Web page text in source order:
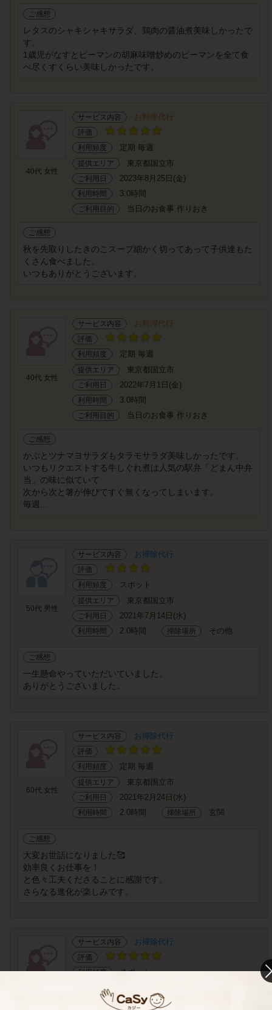
ご感想
レタスのシャキシャキサラダ、鶏肉の醤油煮美味しかったで
す。
1歳児がなすとピーマンの胡麻味噌炒めのピーマンを全て食
べ尽くすくらい美味しかったです。
40代 女性
サービス内容 お料理代行
評価
利用頻度
定期 毎週
提供エリア 東京都国立市
ご利用日 2023年8月25日(金)
利用時間 3.0時間
ご利用目的 当日のお食事 作りおき
ご感想
秋を先取りしたきのこスープ細かく切ってあって子供達もた
くさん食べました。
いつもありがとうございます。
40代 女性
サービス内容 お料理代行
評価
利用頻度
定期 毎週
提供エリア 東京都国立市
ご利用日 2022年7月1日(金)
利用時間 3.0時間
ご利用目的 当日のお食事 作りおき
ご感想
かぶとツナマヨサラダもタラモサラダ美味しかったです。
いつもリクエストする牛しぐれ煮は人気の駅弁「どまん中弁
当」の味に似ていて
次から次と箸が伸びてすぐ無くなってしまいます。
毎週...
50代 男性
サービス内容 お掃除代行
評価
利用頻度
スポット
提供エリア 東京都国立市
ご利用日 2021年7月14日(水)
利用時間 2.0時間 掃除場所 その他
ご感想
一生懸命やっていただいていました。
ありがとうございました。
60代 女性
サービス内容 お掃除代行
評価
利用頻度
定期 毎週
提供エリア 東京都国立市
ご利用日 2021年2月24日(水)
利用時間 2.0時間 掃除場所 玄関
ご感想
大変お世話になりました🥰
効率良くお仕事を！
と色々工夫くださることに感謝です。
さらなる進化が楽しみです。
サービス内容 お掃除代行
評価
利用頻度
スポット
提供エリア
ご利用日 2021年2月23日(火)